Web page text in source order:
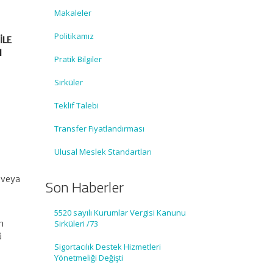
Makaleler
Politikamız
Pratik Bilgiler
Sirküler
Teklif Talebi
Transfer Fiyatlandırması
Ulusal Meslek Standartları
Son Haberler
5520 sayılı Kurumlar Vergisi Kanunu
Sirküleri /73
Sigortacılık Destek Hizmetleri
Yönetmeliği Değişti